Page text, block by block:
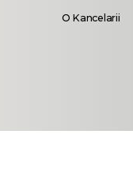
O Kancelarii